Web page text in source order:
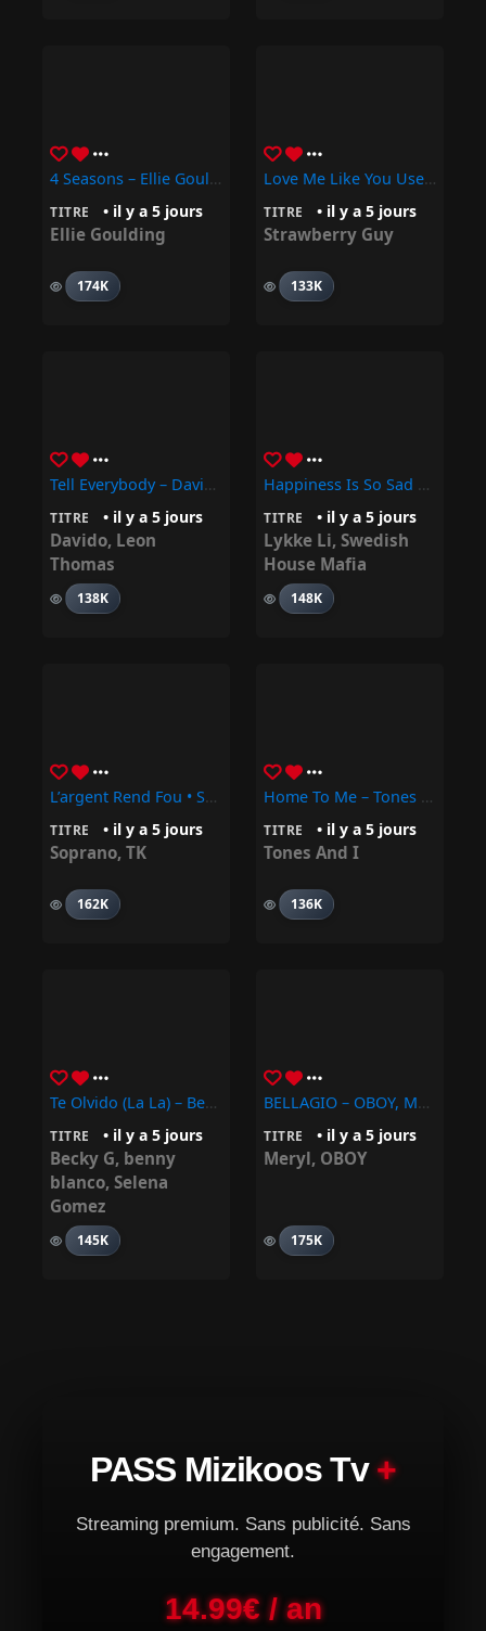
4 Seasons – Ellie Goulding
TITRE • il y a 5 jours
Ellie Goulding
174K
Love Me Like You Used To – Strawberry Guy
TITRE • il y a 5 jours
Strawberry Guy
133K
Tell Everybody – Davido, Leon Thomas
TITRE • il y a 5 jours
Davido, Leon
Thomas
138K
Happiness Is So Sad – Swedish House Mafia, Lykke Li
TITRE • il y a 5 jours
Lykke Li, Swedish
House Mafia
148K
L’argent Rend Fou • Soprano, TK
TITRE • il y a 5 jours
Soprano, TK
162K
Home To Me – Tones And I
TITRE • il y a 5 jours
Tones And I
136K
Te Olvido (La La) – Benny Blanco, Selena Gomez, Becky G
TITRE • il y a 5 jours
Becky G, benny
blanco, Selena
Gomez
145K
BELLAGIO – OBOY, Meryl
TITRE • il y a 5 jours
Meryl, OBOY
175K
PASS Mizikoos Tv+
Streaming premium. Sans publicité. Sans
engagement.
14.99€ / an